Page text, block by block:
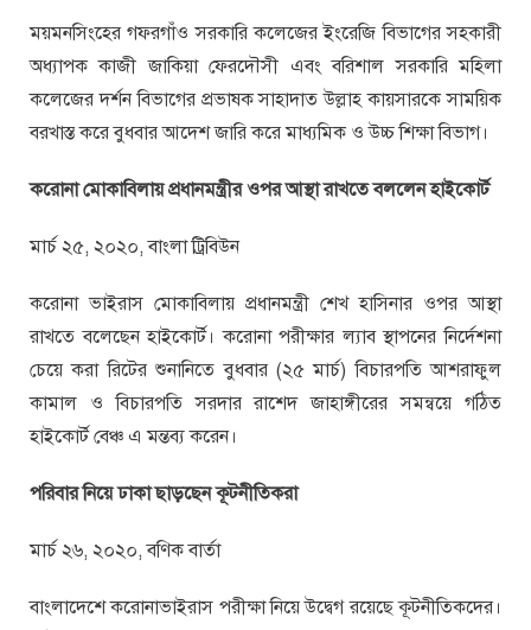
ময়মনসিংহের গফরগাঁও সরকারি কলেজের ইংরেজি বিভাগের সহকারী
অধ্যাপক কাজী জাকিয়া ফেরদৌসী এবং বরিশাল সরকারি মহিলা
কলেজের দর্শন বিভাগের প্রভাষক সাহাদাত উল্লাহ কায়সারকে সাময়িক
বরখাস্ত করে বুধবার আদেশ জারি করে মাধ্যমিক ও উচ্চ শিক্ষা বিভাগ।
করোনা মোকাবিলায় প্রধানমন্ত্রীর ওপর আস্থা রাখতে বললেন হাইকোর্ট
মার্চ ২৫, ২০২০, বাংলা ট্রিবিউন
করোনা ভাইরাস মোকাবিলায় প্রধানমন্ত্রী শেখ হাসিনার ওপর আস্থা
রাখতে বলেছেন হাইকোর্ট। করোনা পরীক্ষার ল্যাব স্থাপনের নির্দেশনা
চেয়ে করা রিটের শুনানিতে বুধবার (২৫ মার্চ) বিচারপতি আশরাফুল
কামাল ও বিচারপতি সরদার রাশেদ জাহাঙ্গীরের সমন্বয়ে গঠিত
হাইকোর্ট বেঞ্চ এ মন্তব্য করেন।
পরিবার নিয়ে ঢাকা ছাড়ছেন কূটনীতিকরা
মার্চ ২৬, ২০২০, বণিক বার্তা
বাংলাদেশে করোনাভাইরাস পরীক্ষা নিয়ে উদ্বেগ রয়েছে কূটনীতিকদের।